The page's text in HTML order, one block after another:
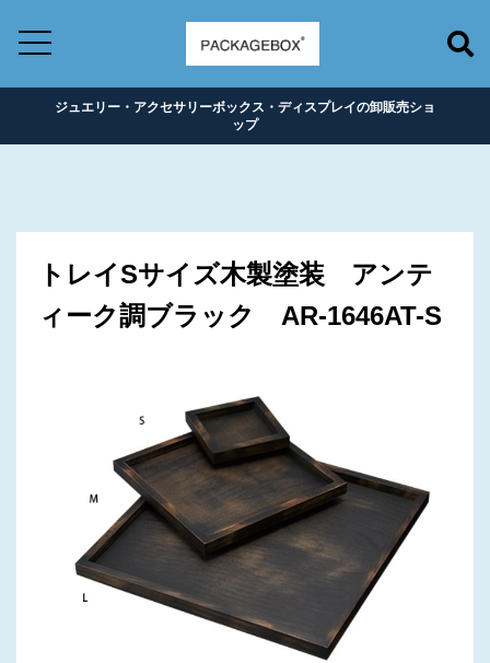
ジュエリー・アクセサリーボックス・ディスプレイの卸販売ショ
ップ
トレイSサイズ木製塗装 アンテ
ィーク調ブラック AR-1646AT-S